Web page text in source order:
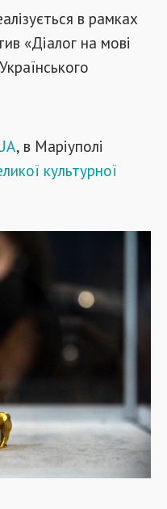
в рамках
«Діалог на мові
, в Маріуполі
культурної